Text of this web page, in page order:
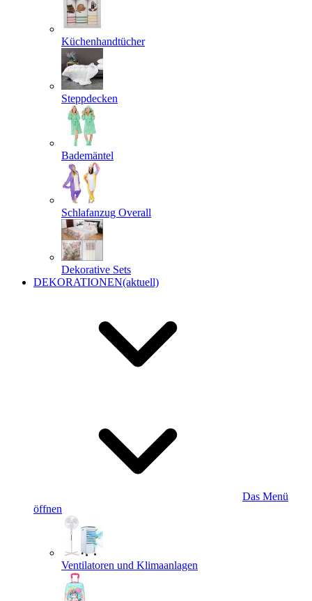
Küchenhandtücher
Steppdecken
Bademäntel
Schlafanzug Overall
Dekorative Sets
DEKORATIONEN(aktuell)
Das Menü
öffnen
Ventilatoren und Klimaanlagen